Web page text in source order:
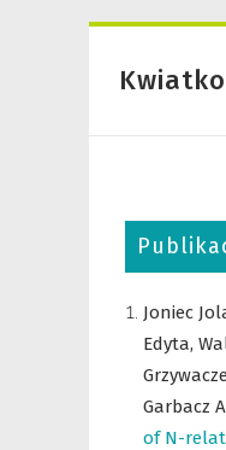
Joniec
Edyta,
Garbacz
of N-